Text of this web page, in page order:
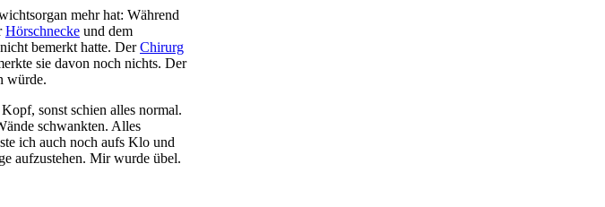
mehr hat: Während
Hörschnecke und dem
nicht bemerkt hatte. DerChirurg
sie davon noch nichts. Der
würde.
sonst schien alles normal.
schwankten. Alles
ich auch noch aufs Klo und
aufzustehen. Mir wurde übel.